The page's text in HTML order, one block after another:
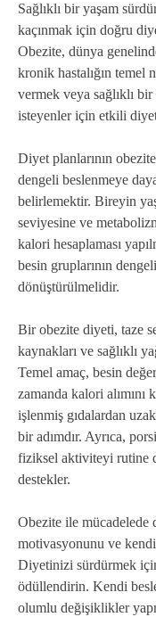
Sağlıklı bir yaşam
kaçınmak için doğru
Obezite, dünya
kronik hastalığın temel
vermek veya sağlıklı
isteyenler için etkili diyet
Diyet planlarının
dengeli beslenmeye
belirlemektir. Bireyin
seviyesine ve
kalori hesaplaması
besin gruplarının
dönüştürülmelidir.
Bir obezite diyeti, taze
kaynakları ve sağlıklı
Temel amaç, besin
zamanda kalori alımını
işlenmiş gıdalardan
bir adımdır. Ayrıca,
fiziksel aktiviteyi rutine
destekler.
Obezite ile mücadelede
motivasyonunu ve
Diyetinizi sürdürmek
ödüllendirin. Kendi
olumlu değişiklikler